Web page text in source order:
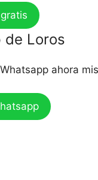
de Loros
ahora